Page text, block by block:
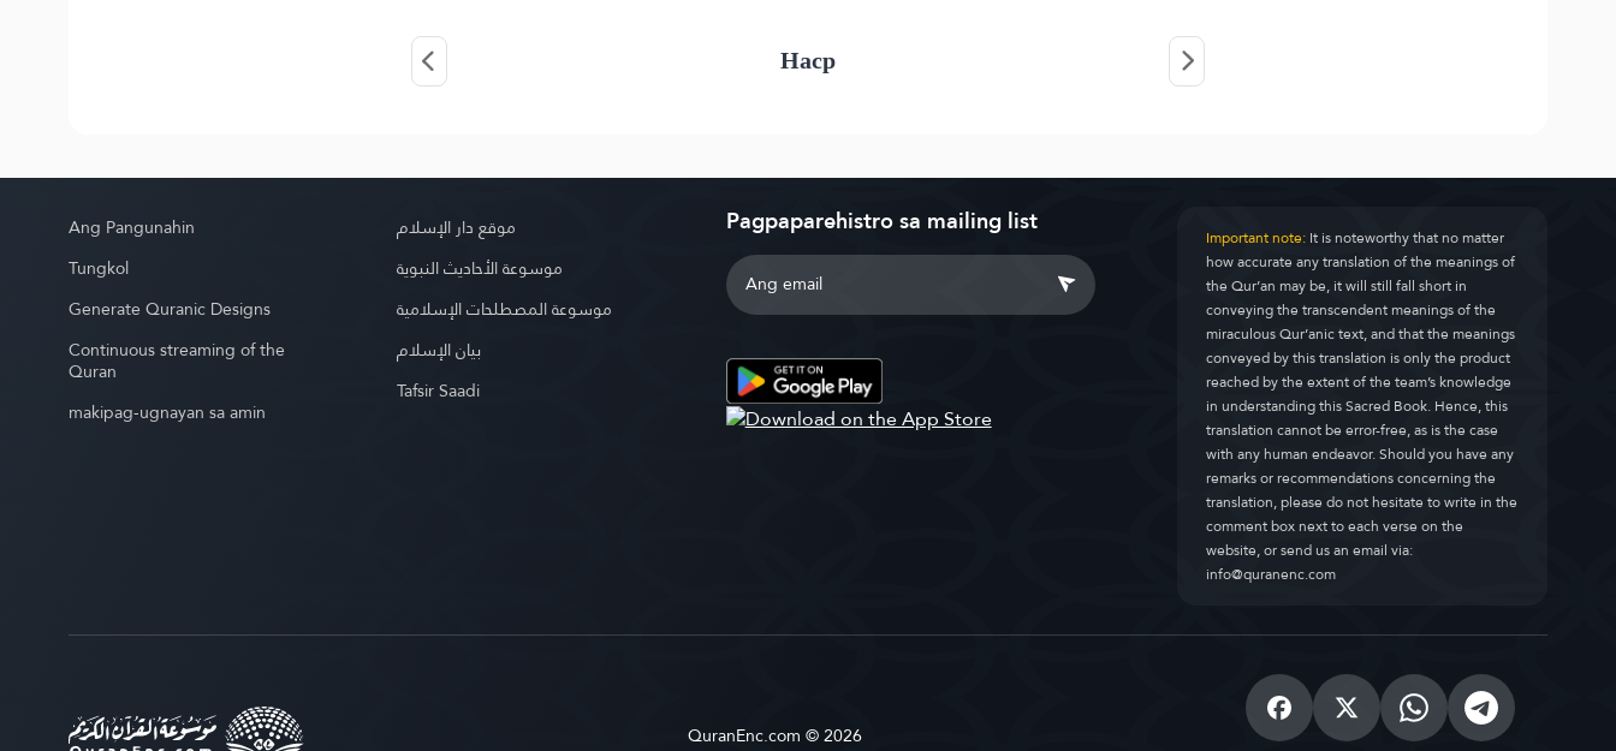
Наср
Ang Pangunahin
Tungkol
Generate Quranic Designs
Continuous streaming of the
Quran
makipag-ugnayan sa amin
موقع دار الإسلام
موسوعة الأحاديث النبوية
موسوعة المصطلحات الإسلامية
بيان الإسلام
Tafsir Saadi
Pagpaparehistro sa mailing list Important note:It is noteworthy that no matter
how accurate any translation of the meanings of
the Qur’an may be, it will still fall short in
conveying the transcendent meanings of the
miraculous Qur’anic text, and that the meanings
conveyed by this translation is only the product
reached by the extent of the team’s knowledge
in understanding this Sacred Book. Hence, this
translation cannot be error-free, as is the case
with any human endeavor. Should you have any
remarks or recommendations concerning the
translation, please do not hesitate to write in the
comment box next to each verse on the
website, or send us an email via:
info@quranenc.com
QuranEnc.com © 2026